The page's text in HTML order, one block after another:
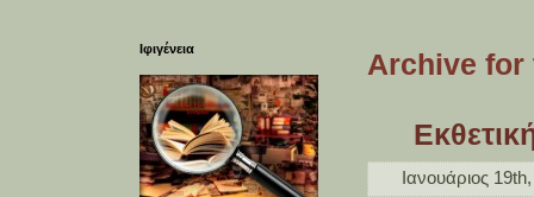
Ιφιγένεια Archive for
Ιανουάριος